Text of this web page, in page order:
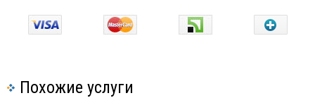
Похожие услуги